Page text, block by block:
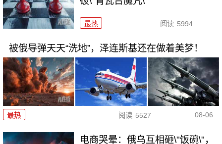
最热 阅读 5994
被俄导弹天天“洗地”，泽连斯基还在做着美梦！
最热 阅读 5527 08-06
电商哭晕：俄乌互相砸\"饭碗\"，